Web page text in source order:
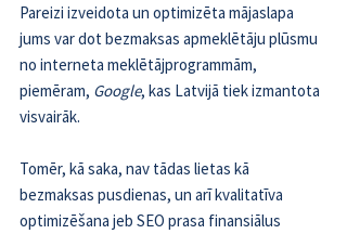
Pareizi izveidota un optimizēta mājaslapa
jums var dot bezmaksas apmeklētāju plūsmu
no interneta meklētājprogrammām,
piemēram, Google, kas Latvijā tiek izmantota
visvairāk.
Tomēr, kā saka, nav tādas lietas kā
bezmaksas pusdienas, un arī kvalitatīva
optimizēšana jeb SEO prasa finansiālus